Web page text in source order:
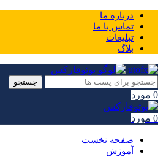
درباره ما
تماس با ما
تبلیغات
بلاگ
جستجو
0 مورد
0 مورد
صفحه نخست
آموزش